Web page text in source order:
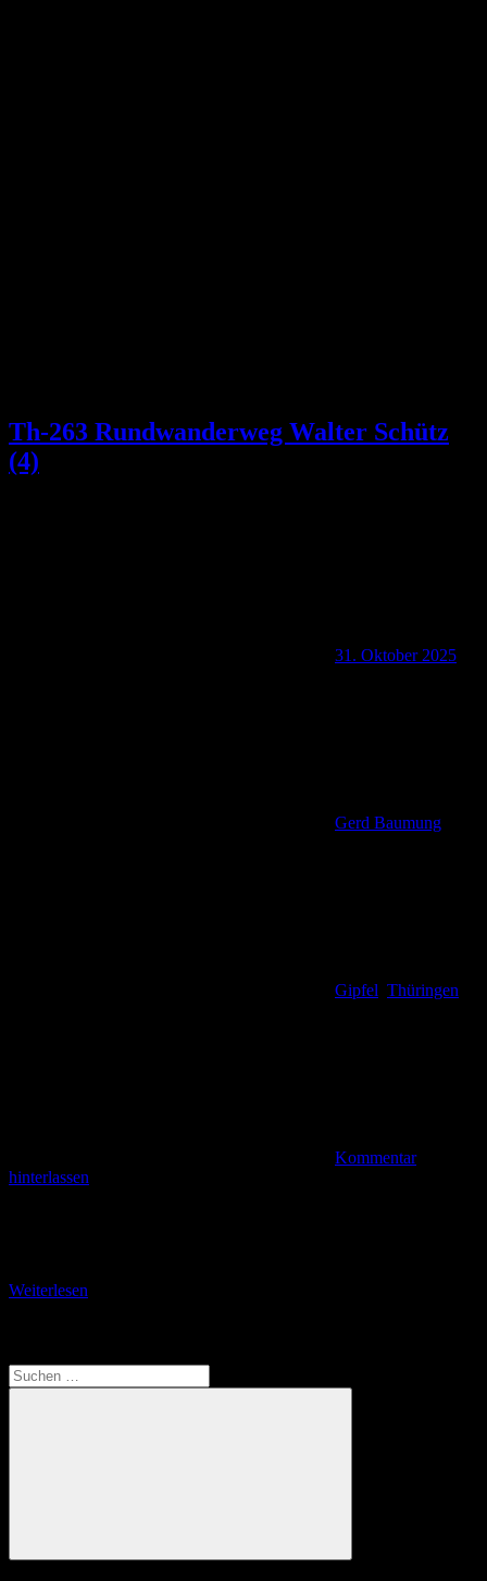
Th-263 Rundwanderweg Walter Schütz
(4)
31. Oktober 2025
Gerd Baumung
Gipfel Thüringen
Kommentar
hinterlassen
Weiterlesen
Suchen
nach:
Suchen